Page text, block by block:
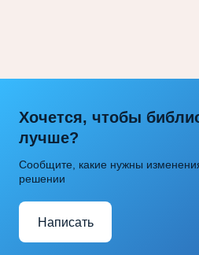
Хочется, чтобы
лучше?
Сообщите, какие нужны
решении
Написать